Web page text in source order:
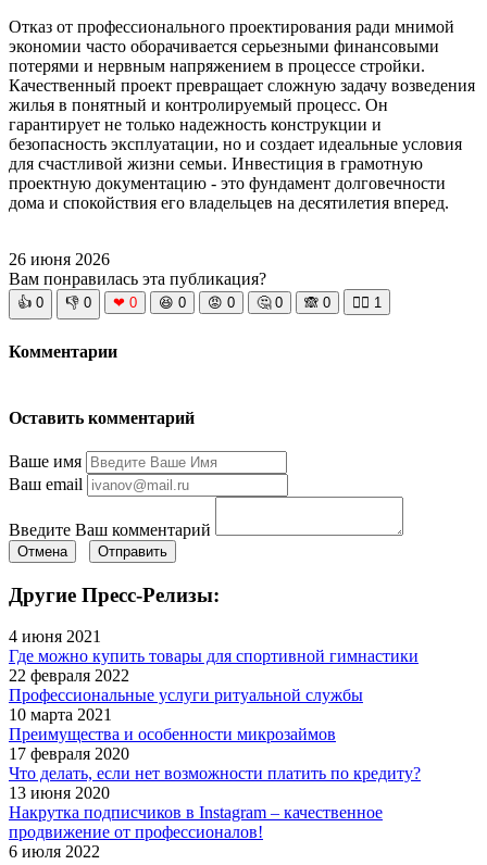
Отказ от профессионального проектирования ради мнимой
экономии часто оборачивается серьезными финансовыми
потерями и нервным напряжением в процессе стройки.
Качественный проект превращает сложную задачу возведения
жилья в понятный и контролируемый процесс. Он
гарантирует не только надежность конструкции и
безопасность эксплуатации, но и создает идеальные условия
для счастливой жизни семьи. Инвестиция в грамотную
проектную документацию - это фундамент долговечности
дома и спокойствия его владельцев на десятилетия вперед.
26 июня 2026
Вам понравилась эта публикация?
👍 0 👎 0 ❤ 0 😆 0 😡 0 🤔 0 🙈 0 🧘‍♀️ 1
Комментарии
Оставить комментарий
Ваше имя
Ваш email
Введите Ваш комментарий
Отмена Отправить
Другие Пресс-Релизы:
4 июня 2021
Где можно купить товары для спортивной гимнастики
22 февраля 2022
Профессиональные услуги ритуальной службы
10 марта 2021
Преимущества и особенности микрозаймов
17 февраля 2020
Что делать, если нет возможности платить по кредиту?
13 июня 2020
Накрутка подписчиков в Instagram – качественное
продвижение от профессионалов!
6 июля 2022